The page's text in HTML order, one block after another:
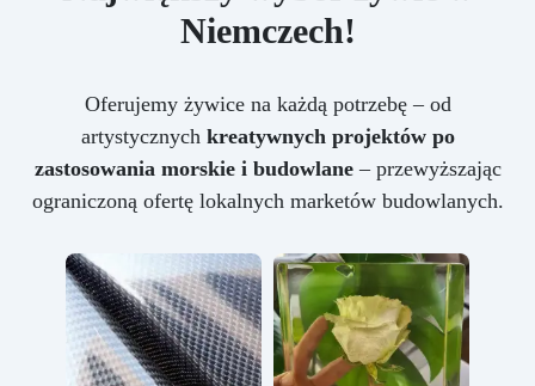
Niemczech!
Oferujemy żywice na każdą potrzebę – od
artystycznych kreatywnych projektów po
zastosowania morskie i budowlane– przewyższając
ograniczoną ofertę lokalnych marketów budowlanych.